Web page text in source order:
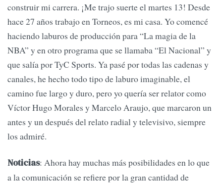
construir mi carrera. ¡Me trajo suerte el martes 13! Desde
hace 27 años trabajo en Torneos, es mi casa. Yo comencé
haciendo laburos de producción para “La magia de la
NBA” y en otro programa que se llamaba “El Nacional” y
que salía por TyC Sports. Ya pasé por todas las cadenas y
canales, he hecho todo tipo de laburo imaginable, el
camino fue largo y duro, pero yo quería ser relator como
Víctor Hugo Morales y Marcelo Araujo, que marcaron un
antes y un después del relato radial y televisivo, siempre
los admiré.
Noticias: Ahora hay muchas más posibilidades en lo que
a la comunicación se refiere por la gran cantidad de